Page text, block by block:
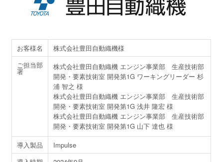
お客様名
株式会社豊田自動織機様
ご担当部
署
株式会社豊田自動織機 エンジン事業部 生産技術部
開発・要素技術室 開発第1G ワーキングリーダー 杉
浦 智之 様
株式会社豊田自動織機 エンジン事業部 生産技術部
開発・要素技術室 開発第1G 浅井 隆宏 様
株式会社豊田自動織機 エンジン事業部 生産技術部
開発・要素技術室 開発第1G 山下 達也 様
導入製品
Impulse